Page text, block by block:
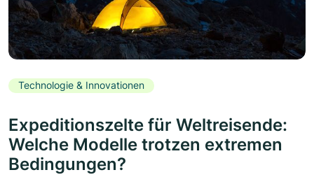
Technologie & Innovationen
Expeditionszelte für Weltreisende:
Welche Modelle trotzen extremen
Bedingungen?